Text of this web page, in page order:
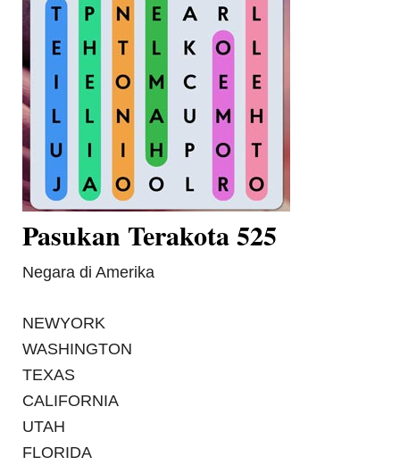
Pasukan Terakota 525
Negara di Amerika
NEWYORK
WASHINGTON
TEXAS
CALIFORNIA
UTAH
FLORIDA